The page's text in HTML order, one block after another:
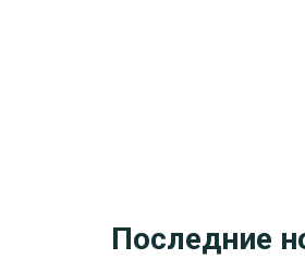
Последние